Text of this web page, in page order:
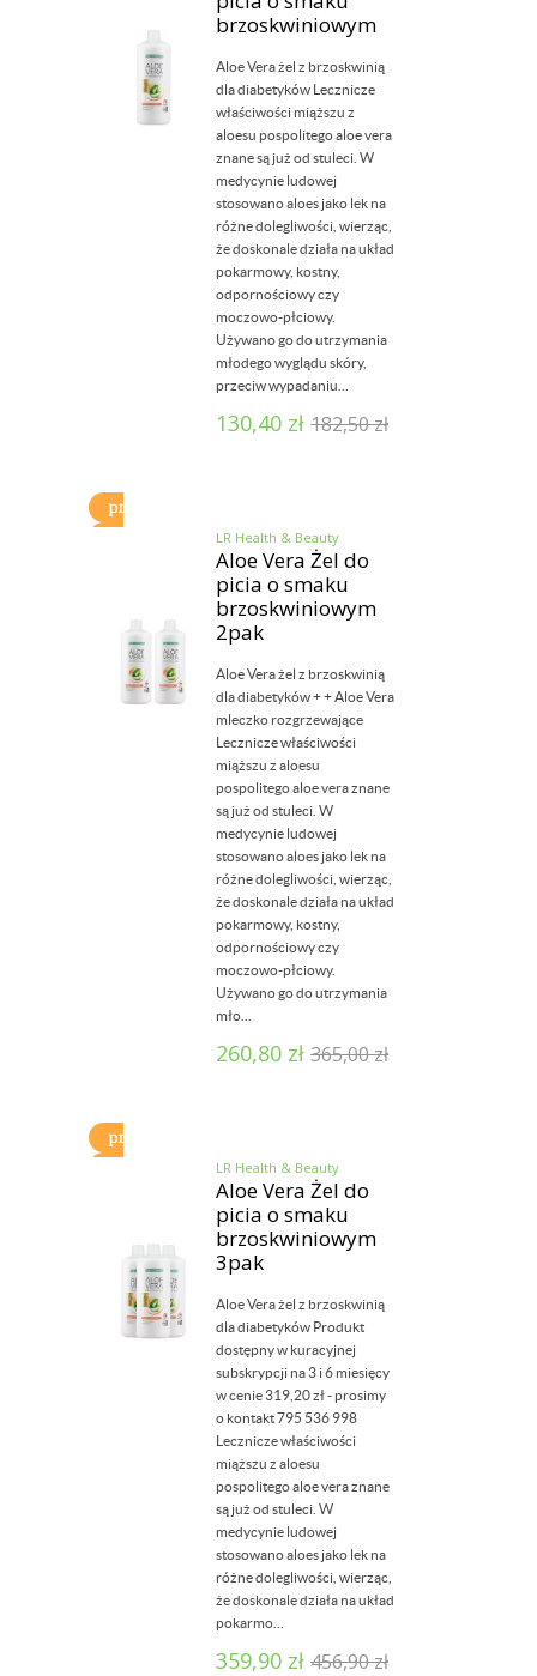
brzoskwiniowym
Aloe Vera żel z brzoskwinią
dla diabetyków Lecznicze
właściwości miąższu z
aloesu pospolitego aloe vera
znane są już od stuleci. W
medycynie ludowej
stosowano aloes jako lek na
różne dolegliwości, wierząc,
że doskonale działa na układ
pokarmowy, kostny,
odpornościowy czy
moczowo-płciowy.
Używano go do utrzymania
młodego wyglądu skóry,
przeciw wypadaniu...
130,40 zł 182,50zł
LR Health & Beauty
Aloe Vera Żel do
picia o smaku
brzoskwiniowym
2pak
Aloe Vera żel z brzoskwinią
dla diabetyków + + Aloe Vera
mleczko rozgrzewające
Lecznicze właściwości
miąższu z aloesu
pospolitego aloe vera znane
są już od stuleci. W
medycynie ludowej
stosowano aloes jako lek na
różne dolegliwości, wierząc,
że doskonale działa na układ
pokarmowy, kostny,
odpornościowy czy
moczowo-płciowy.
Używano go do utrzymania
mło...
260,80 zł 365,00zł
LR Health & Beauty
Aloe Vera Żel do
picia o smaku
brzoskwiniowym
3pak
Aloe Vera żel z brzoskwinią
dla diabetyków Produkt
dostępny w kuracyjnej
subskrypcji na 3 i 6 miesięcy
w cenie 319,20 zł - prosimy
o kontakt 795 536 998
Lecznicze właściwości
miąższu z aloesu
pospolitego aloe vera znane
są już od stuleci. W
medycynie ludowej
stosowano aloes jako lek na
różne dolegliwości, wierząc,
że doskonale działa na układ
pokarmo...
359,90 zł 456,90zł